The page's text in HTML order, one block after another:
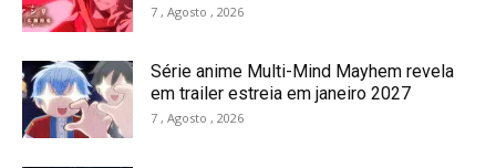
7 , Agosto , 2026
Série anime Multi-Mind Mayhem revela
em trailer estreia em janeiro 2027
7 , Agosto , 2026